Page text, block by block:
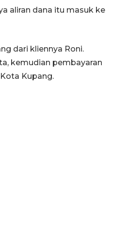
aliran dana itu masuk ke
dari kliennya Roni.
kemudian pembayaran
Kupang.